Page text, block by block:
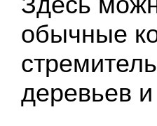
обычные
деревьев и